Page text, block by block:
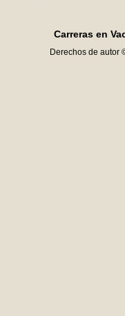
Carreras en
Derechos de autor